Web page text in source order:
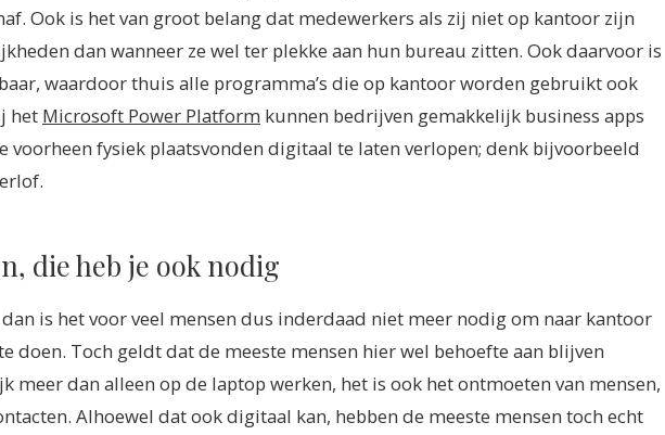
Ook is het van groot belang dat medewerkers als zij niet op kantoor zijn
dan wanneer ze wel ter plekke aan hun bureau zitten. Ook daarvoor is
waardoor thuis alle programma’s die op kantoor worden gebruikt ook
het Microsoft Power Platform kunnen bedrijven gemakkelijk business apps
voorheen fysiek plaatsvonden digitaal te laten verlopen; denk bijvoorbeeld
die heb je ook nodig
is het voor veel mensen dus inderdaad niet meer nodig om naar kantoor
doen. Toch geldt dat de meeste mensen hier wel behoefte aan blijven
meer dan alleen op de laptop werken, het is ook het ontmoeten van mensen,
Alhoewel dat ook digitaal kan, hebben de meeste mensen toch echt